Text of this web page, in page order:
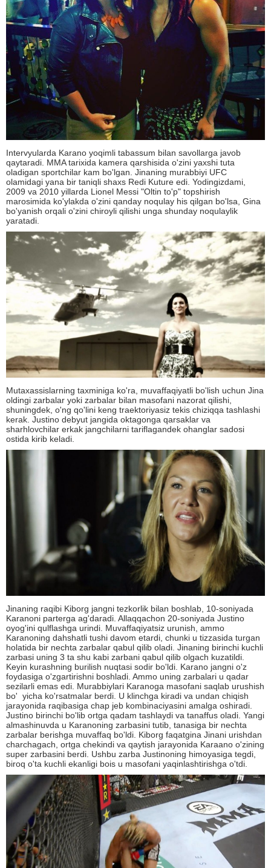
Intervyularda Karano yoqimli tabassum bilan savollarga javob
qaytaradi. MMA tarixida kamera qarshisida o'zini yaxshi tuta
oladigan sportchilar kam bo'lgan. Jinaning murabbiyi UFC
olamidagi yana bir taniqli shaxs Redi Kuture edi. Yodingizdami,
2009 va 2010 yillarda Lionel Messi "Oltin to'p" topshirish
marosimida ko'ylakda o'zini qanday noqulay his qilgan bo'lsa, Gina
bo'yanish orqali o'zini chiroyli qilishi unga shunday noqulaylik
yaratadi.
Mutaxassislarning taxminiga ko'ra, muvaffaqiyatli bo'lish uchun Jina
oldingi zarbalar yoki zarbalar bilan masofani nazorat qilishi,
shuningdek, o'ng qo'lini keng traektoriyasiz tekis chiziqqa tashlashi
kerak. Justino debyut jangida oktagonga qarsaklar va
sharhlovchilar erkak jangchilarni tariflagandek ohanglar sadosi
ostida kirib keladi.
Jinaning raqibi Kiborg jangni tezkorlik bilan boshlab, 10-soniyada
Karanoni parterga ag'daradi. Allaqqachon 20-soniyada Justino
oyog'ini qulflashga urindi. Muvaffaqiyatsiz urunish, ammo
Karanoning dahshatli tushi davom etardi, chunki u tizzasida turgan
holatida bir nechta zarbalar qabul qilib oladi. Jinaning birinchi kuchli
zarbasi uning 3 ta shu kabi zarbani qabul qilib olgach kuzatildi.
Keyin kurashning burilish nuqtasi sodir bo'ldi. Karano jangni o'z
foydasiga o'zgartirishni boshladi. Ammo uning zarbalari u qadar
sezilarli emas edi. Murabbiylari Karanoga masofani saqlab urushish
bo' yicha ko'rsatmalar berdi. U klinchga kiradi va undan chiqish
jarayonida raqibasiga chap jeb kombinaciyasini amalga oshiradi.
Justino birinchi bo'lib ortga qadam tashlaydi va tanaffus oladi. Yangi
almashinuvda u Karanoning zarbasini tutib, tanasiga bir nechta
zarbalar berishga muvaffaq bo'ldi. Kiborg faqatgina Jinani urishdan
charchagach, ortga chekindi va qaytish jarayonida Karaano o'zining
super zarbasini berdi. Ushbu zarba Justinoning himoyasiga tegdi,
biroq o'ta kuchli ekanligi bois u masofani yaqinlashtirishga o'tdi.